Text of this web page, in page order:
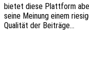
bietet diese Platt­form
seine Meinung einem
Quali­tät der Beiträge…